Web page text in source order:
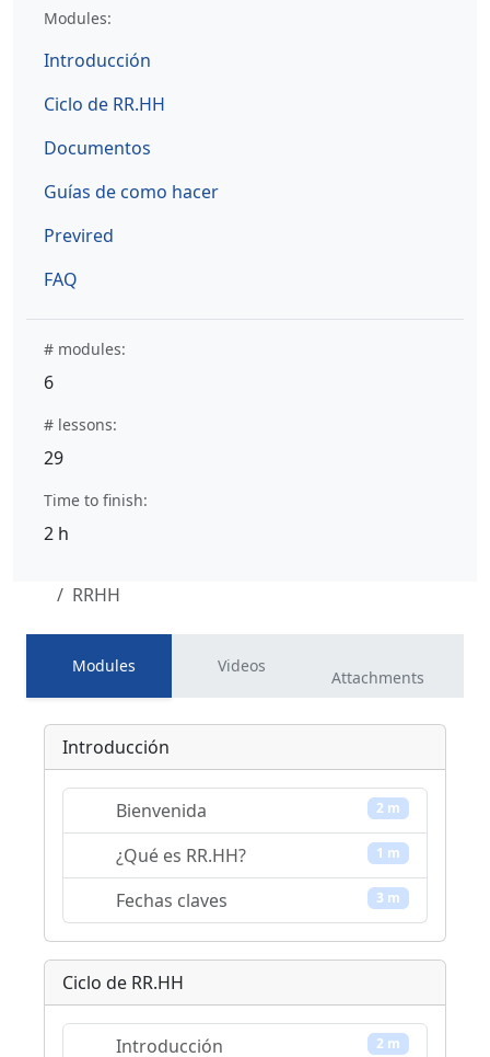
Modules:
Introducción
Ciclo de RR.HH
Documentos
Guías de como hacer
Previred
FAQ
# modules:
6
# lessons:
29
Time to finish:
2 h
RRHH
Modules Videos
Attachments
Introducción
Bienvenida 2 m
¿Qué es RR.HH? 1 m
Fechas claves 3 m
Ciclo de RR.HH
Introducción 2 m